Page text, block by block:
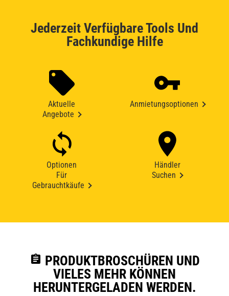
Jederzeit Verfügbare Tools Und
Fachkundige Hilfe
Aktuelle
Angebote
Anmietungsoptionen
Optionen
Für
Gebrauchtkäufe
Händler
Suchen
assignment PRODUKTBROSCHÜREN UND
VIELES MEHR KÖNNEN
HERUNTERGELADEN WERDEN.